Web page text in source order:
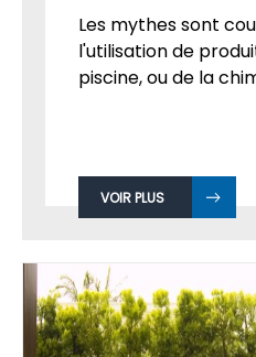
Les mythes sont
l'utilisation de
piscine, ou de la
VOIR PLUS